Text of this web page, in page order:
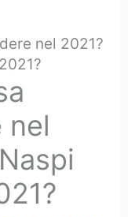
nel 2021?
nel